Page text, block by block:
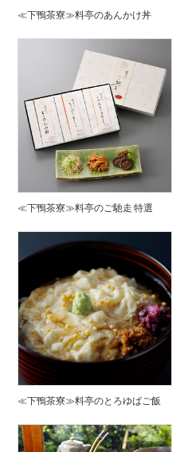
≪下鴨茶寮≫料亭のあんかけ丼
≪下鴨茶寮≫料亭のご馳走 特選
≪下鴨茶寮≫料亭のとろゆばご飯